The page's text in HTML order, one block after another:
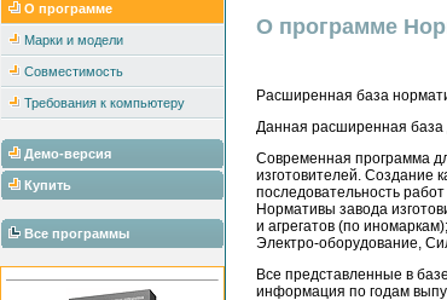
О программе
Марки и модели
Совместимость
Требования к компьютеру
Демо-версия
Купить
Все программы
О программе
Расширенная база
Данная расширенная база
Современная программа
изготовителей. Создание
последовательность
Нормативы завода
и агрегатов (по
Электро-оборудование,
Все представленные в
информация по годам